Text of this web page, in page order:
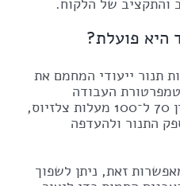
והתקציב של הלקוח.
היא פועלת?
תנור ייעודי המחמם את
העבודה
המקובלת נעה בדרך כלל בין 70 ל־100 מעלות צלזיוס,
התנור ולהעדפה
זאת, ניתן לשפוך